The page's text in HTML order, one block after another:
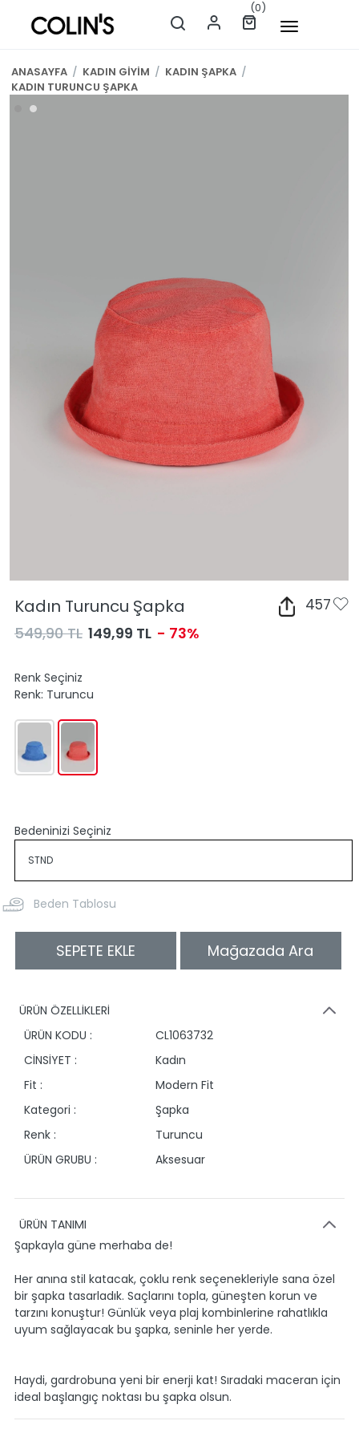
(0)
ANASAYFA / KADIN GİYİM / KADIN ŞAPKA /
KADIN TURUNCU ŞAPKA
Kadın Turuncu Şapka 457
549,90 TL 149,99 TL - 73%
Renk Seçiniz
Renk: Turuncu
Bedeninizi Seçiniz
Beden Tablosu
SEPETE EKLE Mağazada Ara
ÜRÜN ÖZELLİKLERİ
ÜRÜN KODU :
CL1063732
CİNSİYET :
Kadın
Fit :
Modern Fit
Kategori :
Şapka
Renk :
Turuncu
ÜRÜN GRUBU :
Aksesuar
ÜRÜN TANIMI
Şapkayla güne merhaba de!
Her anına stil katacak, çoklu renk seçenekleriyle sana özel
bir şapka tasarladık. Saçlarını topla, güneşten korun ve
tarzını konuştur! Günlük veya plaj kombinlerine rahatlıkla
uyum sağlayacak bu şapka, seninle her yerde.
Haydi, gardrobuna yeni bir enerji kat! Sıradaki maceran için
ideal başlangıç noktası bu şapka olsun.